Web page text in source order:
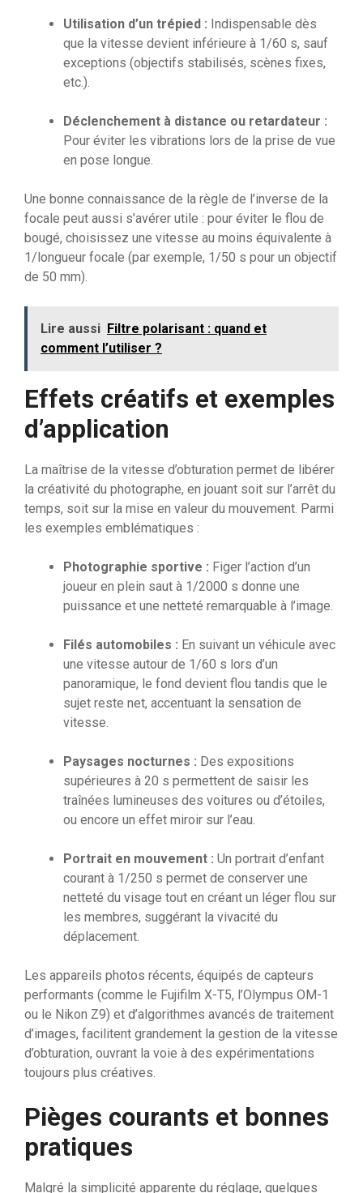
Utilisation d’un trépied : Indispensable dès
que la vitesse devient inférieure à 1/60 s, sauf
exceptions (objectifs stabilisés, scènes fixes,
etc.).
Déclenchement à distance ou retardateur :
Pour éviter les vibrations lors de la prise de vue
en pose longue.
Une bonne connaissance de la règle de l’inverse de la
focale peut aussi s’avérer utile : pour éviter le flou de
bougé, choisissez une vitesse au moins équivalente à
1/longueur focale (par exemple, 1/50 s pour un objectif
de 50 mm).
Lire aussi Filtre polarisant : quand et
comment l’utiliser ?
Effets créatifs et exemples
d’application
La maîtrise de la vitesse d’obturation permet de libérer
la créativité du photographe, en jouant soit sur l’arrêt du
temps, soit sur la mise en valeur du mouvement. Parmi
les exemples emblématiques :
Photographie sportive : Figer l’action d’un
joueur en plein saut à 1/2000 s donne une
puissance et une netteté remarquable à l’image.
Filés automobiles : En suivant un véhicule avec
une vitesse autour de 1/60 s lors d’un
panoramique, le fond devient flou tandis que le
sujet reste net, accentuant la sensation de
vitesse.
Paysages nocturnes : Des expositions
supérieures à 20 s permettent de saisir les
traînées lumineuses des voitures ou d’étoiles,
ou encore un effet miroir sur l’eau.
Portrait en mouvement : Un portrait d’enfant
courant à 1/250 s permet de conserver une
netteté du visage tout en créant un léger flou sur
les membres, suggérant la vivacité du
déplacement.
Les appareils photos récents, équipés de capteurs
performants (comme le Fujifilm X-T5, l’Olympus OM-1
ou le Nikon Z9) et d’algorithmes avancés de traitement
d’images, facilitent grandement la gestion de la vitesse
d’obturation, ouvrant la voie à des expérimentations
toujours plus créatives.
Pièges courants et bonnes
pratiques
Malgré la simplicité apparente du réglage, quelques